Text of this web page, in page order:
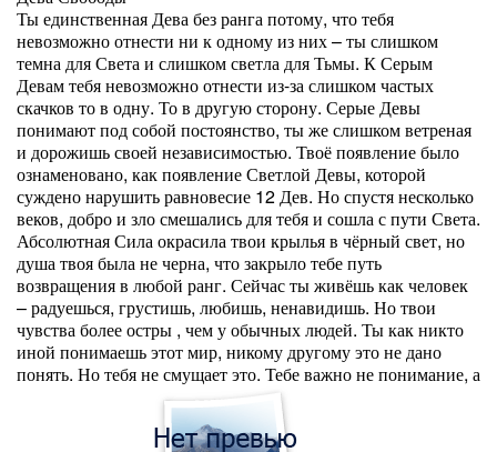
Ты единственная Дева без ранга потому, что тебя
невозможно отнести ни к одному из них – ты слишком
темна для Света и слишком светла для Тьмы. К Серым
Девам тебя невозможно отнести из-за слишком частых
скачков то в одну. То в другую сторону. Серые Девы
понимают под собой постоянство, ты же слишком ветреная
и дорожишь своей независимостью. Твоё появление было
ознаменовано, как появление Светлой Девы, которой
суждено нарушить равновесие 12 Дев. Но спустя несколько
веков, добро и зло смешались для тебя и сошла с пути Света.
Абсолютная Сила окрасила твои крылья в чёрный свет, но
душа твоя была не черна, что закрыло тебе путь
возвращения в любой ранг. Сейчас ты живёшь как человек
– радуешься, грустишь, любишь, ненавидишь. Но твои
чувства более остры , чем у обычных людей. Ты как никто
иной понимаешь этот мир, никому другому это не дано
понять. Но тебя не смущает это. Тебе важно не понимание, а